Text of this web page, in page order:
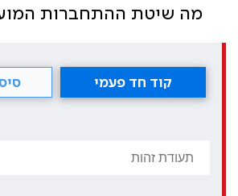
מה שיטת ההתחברות
קוד חד פעמי